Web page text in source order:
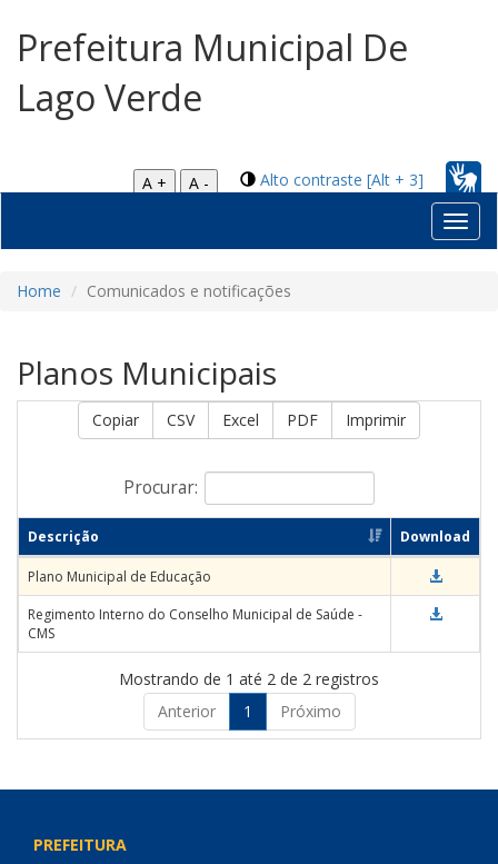
Prefeitura Municipal De
Lago Verde
Alto contraste [Alt + 3]
A +
A -
Home Comunicados e notificações
Planos Municipais
Copiar CSV Excel PDF Imprimir
Procurar:
Descrição Download
Plano Municipal de Educação
Regimento Interno do Conselho Municipal de Saúde -
CMS
Mostrando de 1 até 2 de 2 registros
Anterior
1 Próximo
PREFEITURA